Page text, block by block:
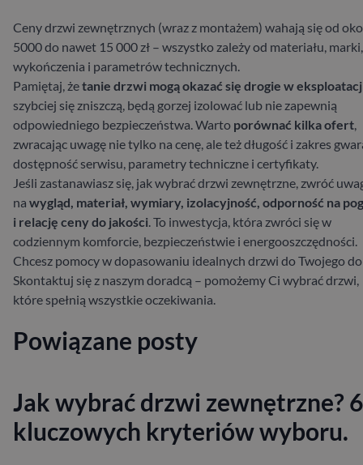
Ceny drzwi zewnętrznych (wraz z montażem) wahają się od
5000 do nawet 15 000 zł – wszystko zależy od materiału, marki,
wykończenia i parametrów technicznych.
Pamiętaj, żetanie drzwi mogą okazać się drogie w
szybciej się zniszczą, będą gorzej izolować lub nie zapewnią
odpowiedniego bezpieczeństwa. Warto porównać kilka ofert,
zwracając uwagę nie tylko na cenę, ale też długość i zakres
dostępność serwisu, parametry techniczne i certyfikaty.
Jeśli zastanawiasz się, jak wybrać drzwi zewnętrzne, zwróć
na wygląd, materiał, wymiary, izolacyjność, odporność na
i relację ceny do jakości. To inwestycja, która zwróci się w
codziennym komforcie, bezpieczeństwie i energooszczędności.
Chcesz pomocy w dopasowaniu idealnych drzwi do Twojego
Skontaktuj się z naszym doradcą – pomożemy Ci wybrać drzwi,
które spełnią wszystkie oczekiwania.
Powiązane posty
Jak wybrać drzwi zewnętrzne? 6
kluczowych kryteriów wyboru.